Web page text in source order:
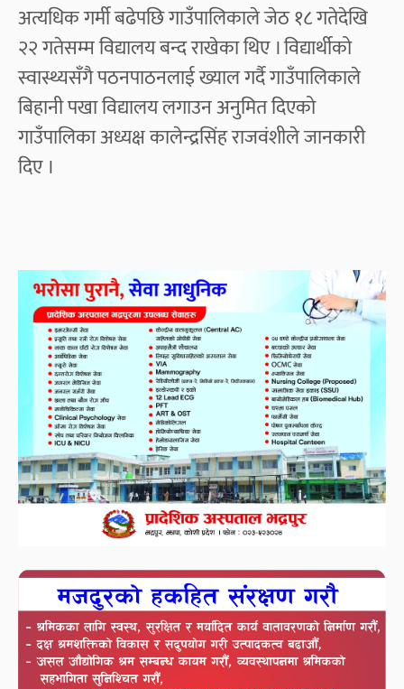
अत्यधिक गर्मी बढेपछि गाउँपालिकाले जेठ १८ गतेदेखि
२२ गतेसम्म विद्यालय बन्द राखेका थिए । विद्यार्थीको
स्वास्थ्यसँगै पठनपाठनलाई ख्याल गर्दै गाउँपालिकाले
बिहानी पखा विद्यालय लगाउन अनुमित दिएको
गाउँपालिका अध्यक्ष कालेन्द्रसिंह राजवंशीले जानकारी
दिए ।